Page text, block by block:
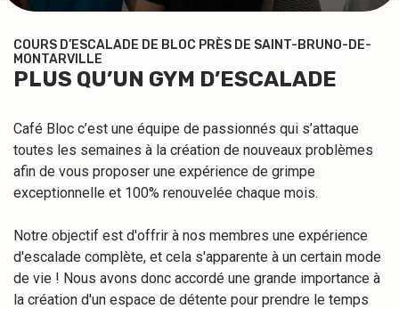
CONSENTEMENT
EN
COURS D’ESCALADE DE BLOC PRÈS DE SAINT-BRUNO-DE-
MONTARVILLE
PLUS QU’UN GYM D’ESCALADE
Café Bloc c’est une équipe de passionnés qui s’attaque
toutes les semaines à la création de nouveaux problèmes
afin de vous proposer une expérience de grimpe
exceptionnelle et 100% renouvelée chaque mois.
Notre objectif est d'offrir à nos membres une expérience
d'escalade complète, et cela s'apparente à un certain mode
de vie ! Nous avons donc accordé une grande importance à
la création d'un espace de détente pour prendre le temps